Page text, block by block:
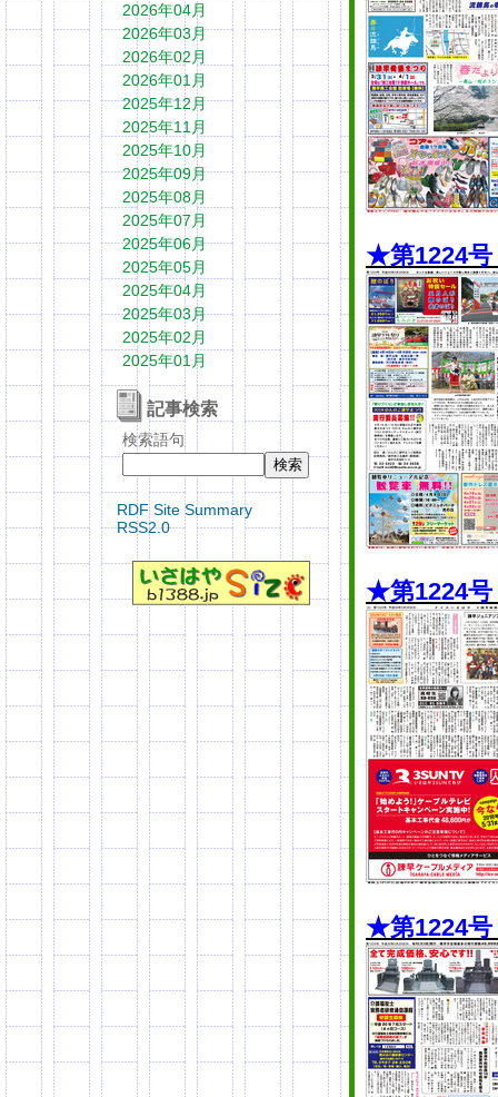
2026年04月
2026年03月
2026年02月
2026年01月
2025年12月
2025年11月
2025年10月
2025年09月
2025年08月
2025年07月
2025年06月
2025年05月
2025年04月
2025年03月
2025年02月
2025年01月
記事検索
検索語句
RDF Site Summary
RSS2.0
★第1224号
★第1224号
★第1224号